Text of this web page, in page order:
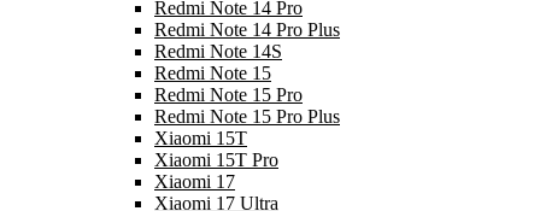
Redmi Note 14 Pro
Redmi Note 14 Pro Plus
Redmi Note 14S
Redmi Note 15
Redmi Note 15 Pro
Redmi Note 15 Pro Plus
Xiaomi 15T
Xiaomi 15T Pro
Xiaomi 17
Xiaomi 17 Ultra